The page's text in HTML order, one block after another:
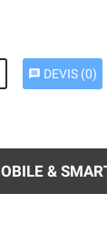
message DEVIS (0)
&